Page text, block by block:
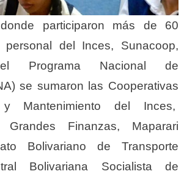
participaron más de 60
personal del Inces, Sunacoop,
Programa Nacional de
se sumaron las Cooperativas
Mantenimiento del Inces,
Grandes Finanzas, Maparari
Bolivariano de Transporte
Bolivariana Socialista de